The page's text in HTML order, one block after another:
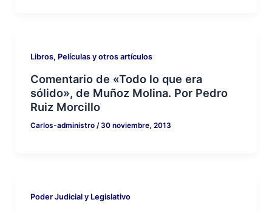
Libros, Películas y otros artículos
Comentario de «Todo lo que era
sólido», de Muñoz Molina. Por Pedro
Ruiz Morcillo
Carlos-administro /30 noviembre, 2013
Poder Judicial y Legislativo